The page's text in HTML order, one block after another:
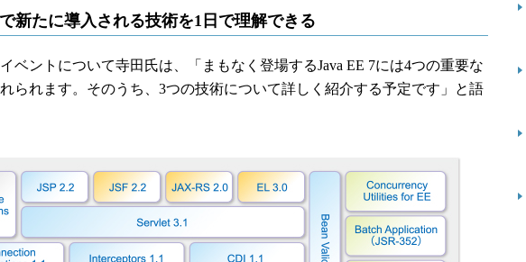
新たに導入される技術を1日で理解できる
ベントについて寺田氏は、「まもなく登場するJava EE 7には4つの重要な
られます。そのうち、3つの技術について詳しく紹介する予定です」と語